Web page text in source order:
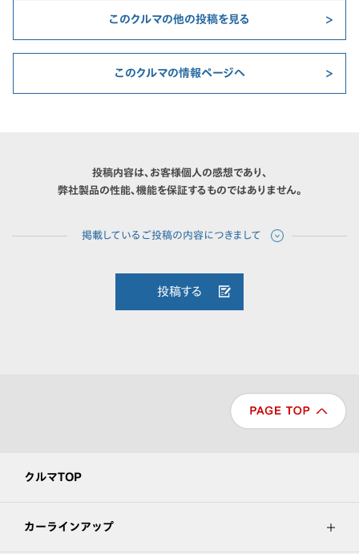
このクルマの他の投稿を見る
このクルマの情報ページへ
投稿内容は、お客様個人の感想であり、
弊社製品の性能、機能を保証するものではありません。
投稿する
クルマTOP
カーラインアップ